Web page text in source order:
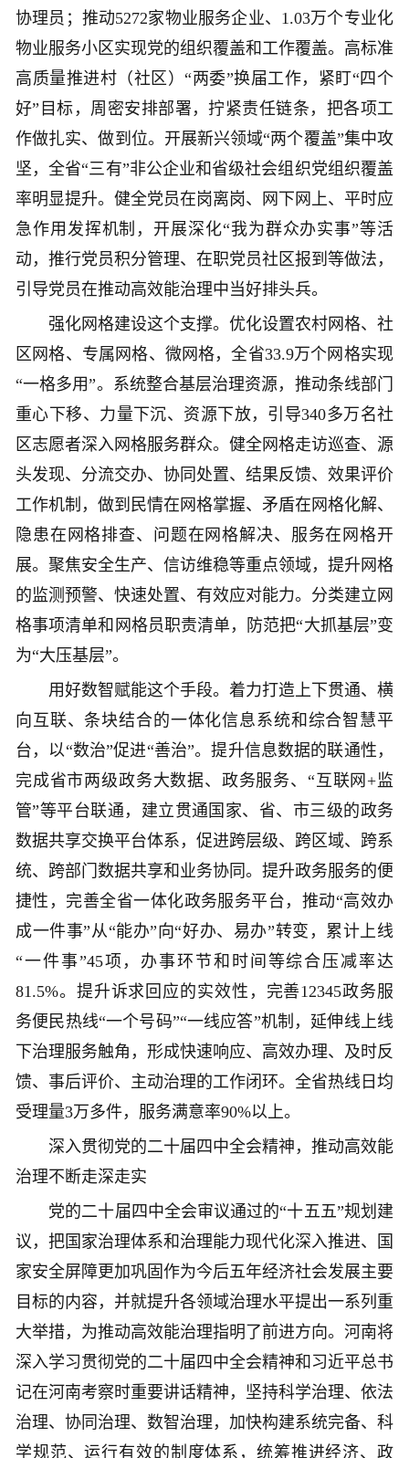
协理员；推动5272家物业服务企业、1.03万个专业化
物业服务小区实现党的组织覆盖和工作覆盖。高标准
高质量推进村（社区）“两委”换届工作，紧盯“四个
好”目标，周密安排部署，拧紧责任链条，把各项工
作做扎实、做到位。开展新兴领域“两个覆盖”集中攻
坚，全省“三有”非公企业和省级社会组织党组织覆盖
率明显提升。健全党员在岗离岗、网下网上、平时应
急作用发挥机制，开展深化“我为群众办实事”等活
动，推行党员积分管理、在职党员社区报到等做法，
引导党员在推动高效能治理中当好排头兵。
强化网格建设这个支撑。优化设置农村网格、社
区网格、专属网格、微网格，全省33.9万个网格实现
“一格多用”。系统整合基层治理资源，推动条线部门
重心下移、力量下沉、资源下放，引导340多万名社
区志愿者深入网格服务群众。健全网格走访巡查、源
头发现、分流交办、协同处置、结果反馈、效果评价
工作机制，做到民情在网格掌握、矛盾在网格化解、
隐患在网格排查、问题在网格解决、服务在网格开
展。聚焦安全生产、信访维稳等重点领域，提升网格
的监测预警、快速处置、有效应对能力。分类建立网
格事项清单和网格员职责清单，防范把“大抓基层”变
为“大压基层”。
用好数智赋能这个手段。着力打造上下贯通、横
向互联、条块结合的一体化信息系统和综合智慧平
台，以“数治”促进“善治”。提升信息数据的联通性，
完成省市两级政务大数据、政务服务、“互联网+监
管”等平台联通，建立贯通国家、省、市三级的政务
数据共享交换平台体系，促进跨层级、跨区域、跨系
统、跨部门数据共享和业务协同。提升政务服务的便
捷性，完善全省一体化政务服务平台，推动“高效办
成一件事”从“能办”向“好办、易办”转变，累计上线
“一件事”45项，办事环节和时间等综合压减率达
81.5%。提升诉求回应的实效性，完善12345政务服
务便民热线“一个号码”“一线应答”机制，延伸线上线
下治理服务触角，形成快速响应、高效办理、及时反
馈、事后评价、主动治理的工作闭环。全省热线日均
受理量3万多件，服务满意率90%以上。
深入贯彻党的二十届四中全会精神，推动高效能
治理不断走深走实
党的二十届四中全会审议通过的“十五五”规划建
议，把国家治理体系和治理能力现代化深入推进、国
家安全屏障更加巩固作为今后五年经济社会发展主要
目标的内容，并就提升各领域治理水平提出一系列重
大举措，为推动高效能治理指明了前进方向。河南将
深入学习贯彻党的二十届四中全会精神和习近平总书
记在河南考察时重要讲话精神，坚持科学治理、依法
治理、协同治理、数智治理，加快构建系统完备、科
学规范、运行有效的制度体系，统筹推进经济、政